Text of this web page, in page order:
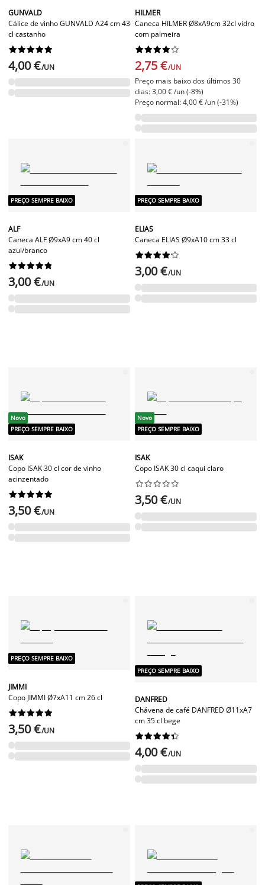
GUNVALD
Cálice de vinho GUNVALD A24 cm 43
cl castanho






4,00 €/UN
HILMER
Caneca HILMER Ø8xA9cm 32cl vidro
com palmeira






2,75 €/UN
Preço mais baixo dos últimos 30
dias: 3,00 € /un (-8%)
Preço normal: 4,00 € /un (-31%)
PREÇO SEMPRE BAIXO
ALF
Caneca ALF Ø9xA9 cm 40 cl
azul/branco






3,00 €/UN
PREÇO SEMPRE BAIXO
ELIAS
Caneca ELIAS Ø9xA10 cm 33 cl






3,00 €/UN
Novo
PREÇO SEMPRE BAIXO
ISAK
Copo ISAK 30 cl cor de vinho
acinzentado






3,50 €/UN
Novo
PREÇO SEMPRE BAIXO
ISAK
Copo ISAK 30 cl caqui claro






3,50 €/UN
PREÇO SEMPRE BAIXO
JIMMI
Copo JIMMI Ø7xA11 cm 26 cl






3,50 €/UN
PREÇO SEMPRE BAIXO
DANFRED
Chávena de café DANFRED Ø11xA7
cm 35 cl bege






4,00 €/UN